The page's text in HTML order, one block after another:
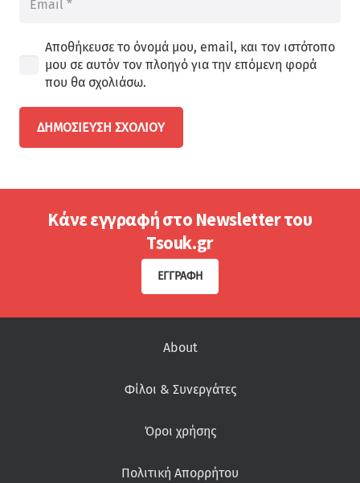
Αποθήκευσε το όνομά μου, email, και τον ιστότοπο
μου σε αυτόν τον πλοηγό για την επόμενη φορά
που θα σχολιάσω.
ΔΗΜΟΣΊΕΥΣΗ ΣΧΟΛΊΟΥ
Κάνε εγγραφή στο Newsletter του
Tsouk.gr
ΕΓΓΡΑΦΉ
About
Φίλοι & Συνεργάτες
Όροι χρήσης
Πολιτική Απορρήτου